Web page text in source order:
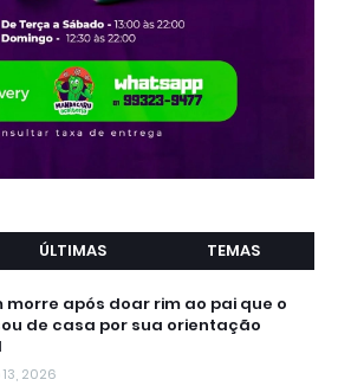
ÚLTIMAS TEMAS
morre após doar rim ao pai que o
de casa por sua orientação
2026